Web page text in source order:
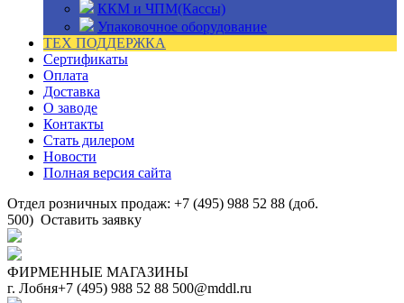
ККМ и ЧПМ(Кассы)
Упаковочное оборудование
ТЕХ ПОДДЕРЖКА
Сертификаты
Оплата
Доставка
О заводе
Контакты
Стать дилером
Новости
Полная версия сайта
Отдел розничных продаж: +7 (495) 988 52 88 (доб.
500) Оставить заявку
ФИРМЕННЫЕ МАГАЗИНЫ
г. Лобня+7 (495) 988 52 88 500@mddl.ru